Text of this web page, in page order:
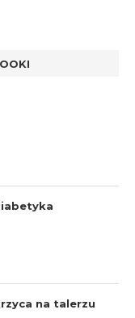
na talerzu